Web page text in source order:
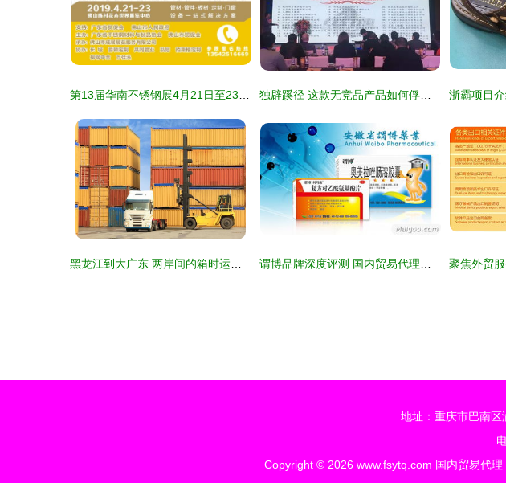
地址：重庆市巴南区
Copyright © 2026 www.fsytq.com 国内贸易代理